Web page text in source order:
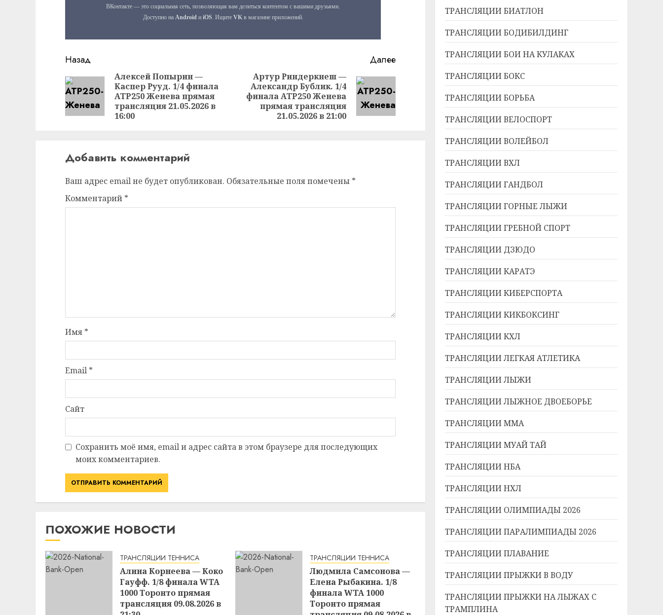
Продолжить
чтение
Назад
Предыдущая
запись:
Алексей Попырин —
Каспер Рууд. 1/4 финала
ATP250 Женева прямая
трансляция 21.05.2026 в
16:00
Далее
Следующая
запись:
Артур Риндеркнеш —
Александр Бублик. 1/4
финала ATP250 Женева
прямая трансляция
21.05.2026 в 21:00
Добавить комментарий
Ваш адрес email не будет опубликован. Обязательные поля помечены *
Комментарий *
Имя *
Email *
Сайт
Сохранить моё имя, email и адрес сайта в этом браузере для последующих
моих комментариев.
ПОХОЖИЕ НОВОСТИ
ТРАНСЛЯЦИИ ТЕННИСА
Алина Корнеева — Коко
Гауфф. 1/8 финала WTA
1000 Торонто прямая
трансляция 09.08.2026 в
ТРАНСЛЯЦИИ ТЕННИСА
Людмила Самсонова —
Елена Рыбакина. 1/8
финала WTA 1000
Торонто прямая
ТРАНСЛЯЦИИ БИАТЛОН
ТРАНСЛЯЦИИ БОДИБИЛДИНГ
ТРАНСЛЯЦИИ БОИ НА КУЛАКАХ
ТРАНСЛЯЦИИ БОКС
ТРАНСЛЯЦИИ БОРЬБА
ТРАНСЛЯЦИИ ВЕЛОСПОРТ
ТРАНСЛЯЦИИ ВОЛЕЙБОЛ
ТРАНСЛЯЦИИ ВХЛ
ТРАНСЛЯЦИИ ГАНДБОЛ
ТРАНСЛЯЦИИ ГОРНЫЕ ЛЫЖИ
ТРАНСЛЯЦИИ ГРЕБНОЙ СПОРТ
ТРАНСЛЯЦИИ ДЗЮДО
ТРАНСЛЯЦИИ КАРАТЭ
ТРАНСЛЯЦИИ КИБЕРСПОРТА
ТРАНСЛЯЦИИ КИКБОКСИНГ
ТРАНСЛЯЦИИ КХЛ
ТРАНСЛЯЦИИ ЛЕГКАЯ АТЛЕТИКА
ТРАНСЛЯЦИИ ЛЫЖИ
ТРАНСЛЯЦИИ ЛЫЖНОЕ ДВОЕБОРЬЕ
ТРАНСЛЯЦИИ ММА
ТРАНСЛЯЦИИ МУАЙ ТАЙ
ТРАНСЛЯЦИИ НБА
ТРАНСЛЯЦИИ НХЛ
ТРАНСЛЯЦИИ ОЛИМПИАДЫ 2026
ТРАНСЛЯЦИИ ПАРАЛИМПИАДЫ 2026
ТРАНСЛЯЦИИ ПЛАВАНИЕ
ТРАНСЛЯЦИИ ПРЫЖКИ В ВОДУ
ТРАНСЛЯЦИИ ПРЫЖКИ НА ЛЫЖАХ С
ТРАМПЛИНА